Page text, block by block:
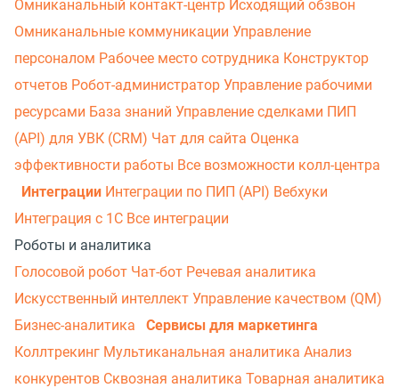
Омниканальный контакт-центр Исходящий обзвон
Омниканальные коммуникации Управление
персоналом Рабочее место сотрудника Конструктор
отчетов Робот-администратор Управление рабочими
ресурсами База знаний Управление сделками ПИП
(API) для УВК (CRM) Чат для сайта Оценка
эффективности работы Все возможности колл-центра
Интеграции Интеграции по ПИП (API) Вебхуки
Интеграция с 1С Все интеграции
Роботы и аналитика
Голосовой робот Чат-бот Речевая аналитика
Искусственный интеллект Управление качеством (QM)
Бизнес-аналитика
Сервисы для маркетинга
Коллтрекинг Мультиканальная аналитика Анализ
конкурентов Сквозная аналитика Товарная аналитика